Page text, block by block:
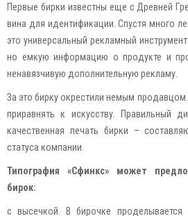
Первые бирки известны еще с Древней
вина для идентификации. Спустя много
это универсальный рекламный
но емкую информацию о продукте и
ненавязчивую дополнительную рекламу.
За это бирку окрестили немым
приравнять к искусству. Правильный
качественная печать бирки –
статуса компании.
Типография «Сфинкс» может
бирок:
с высечкой. В бирочке проделывается